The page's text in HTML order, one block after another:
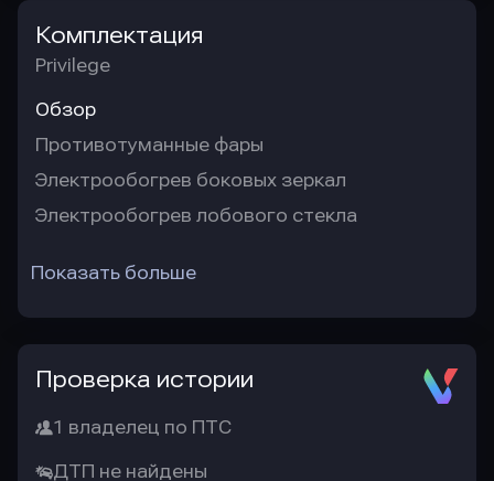
Комплектация
Privilege
Обзор
Противотуманные фары
Электрообогрев боковых зеркал
Электрообогрев лобового стекла
Показать больше
Проверка истории
1 владелец по ПТС
ДТП не найдены